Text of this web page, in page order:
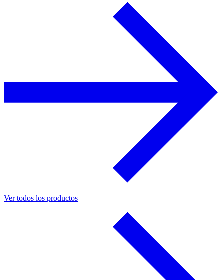
Ver todos los productos